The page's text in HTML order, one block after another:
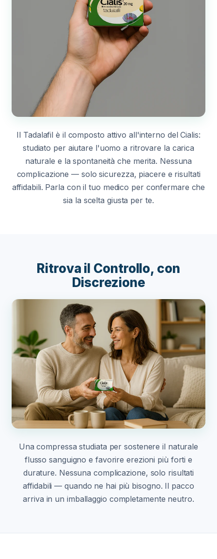
Il Tadalafil è il composto attivo all'interno del Cialis:
studiato per aiutare l'uomo a ritrovare la carica
naturale e la spontaneità che merita. Nessuna
complicazione — solo sicurezza, piacere e risultati
affidabili. Parla con il tuo medico per confermare che
sia la scelta giusta per te.
Ritrova il Controllo, con
Discrezione
Una compressa studiata per sostenere il naturale
flusso sanguigno e favorire erezioni più forti e
durature. Nessuna complicazione, solo risultati
affidabili — quando ne hai più bisogno. Il pacco
arriva in un imballaggio completamente neutro.